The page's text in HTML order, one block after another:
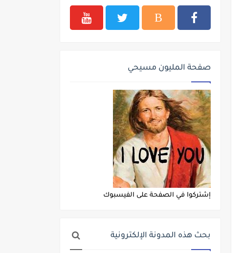
صفحة المليون مسيحي
إشتركوا في الصفحة على الفيسبوك
بحث هذه المدونة الإلكترونية